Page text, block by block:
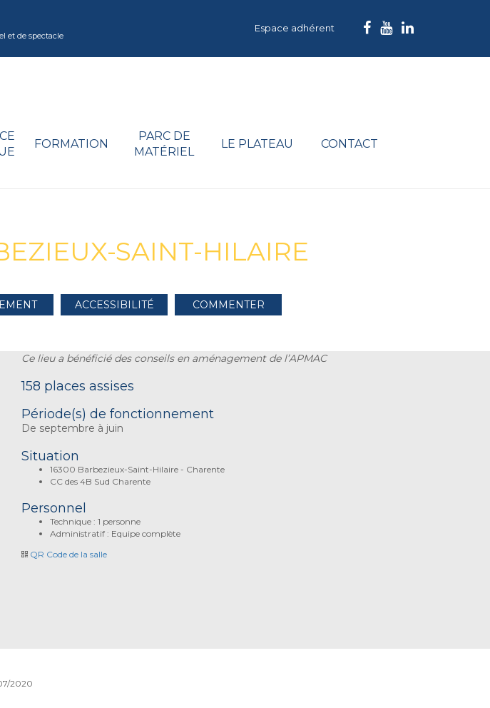
et de spectacle
Espace adhérent
FORMATION
PARC DE
MATÉRIEL
LE PLATEAU CONTACT
SAINT-HILAIRE
ACCESSIBILITÉ COMMENTER
Ce lieu a bénéficié des conseils en aménagement de l’APMAC
158 places assises
Période(s) de fonctionnement
De septembre à juin
Situation
16300 Barbezieux-Saint-Hilaire - Charente
CC des 4B Sud Charente
Personnel
Technique : 1 personne
Administratif : Equipe complète
QR Code de la salle
2020